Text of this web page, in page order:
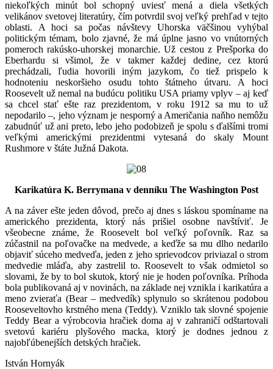
niekoľkých minút bol schopný uviesť mená a diela všetkých
velikánov svetovej literatúry, čím potvrdil svoj veľký prehľad v tejto
oblasti. A hoci sa počas návštevy Uhorska väčšinou vyhýbal
politickým témam, bolo zjavné, že má úplne jasno vo vnútorných
pomeroch rakúsko-uhorskej monarchie. Už cestou z Prešporka do
Eberhardu si všimol, že v takmer každej dedine, cez ktorú
prechádzali, ľudia hovorili iným jazykom, čo tiež prispelo k
hodnoteniu neskoršieho osudu tohto štátneho útvaru. A hoci
Roosevelt už nemal na budúcu politiku USA priamy vplyv – aj keď
sa chcel stať ešte raz prezidentom, v roku 1912 sa mu to už
nepodarilo –, jeho význam je nesporný a Američania naňho nemôžu
zabudnúť už ani preto, lebo jeho podobizeň je spolu s ďalšími tromi
veľkými americkými prezidentmi vytesaná do skaly Mount
Rushmore v štáte Južná Dakota.
Karikatúra K. Berrymana v denníku The Washington Post
A na záver ešte jeden dôvod, prečo aj dnes s láskou spomíname na
amerického prezidenta, ktorý nás prišiel osobne navštíviť. Je
všeobecne známe, že Roosevelt bol veľký poľovník. Raz sa
zúčastnil na poľovačke na medvede, a keďže sa mu dlho nedarilo
objaviť súceho medveďa, jeden z jeho sprievodcov priviazal o strom
medvedie mláďa, aby zastrelil to. Roosevelt to však odmietol so
slovami, že by to bol skutok, ktorý nie je hoden poľovníka. Príhoda
bola publikovaná aj v novinách, na základe nej vznikla i karikatúra a
meno zvieraťa (Bear – medvedík) splynulo so skrátenou podobou
Rooseveltovho krstného mena (Teddy). Vzniklo tak slovné spojenie
Teddy Bear a výrobcovia hračiek doma aj v zahraničí odštartovali
svetovú kariéru plyšového macka, ktorý je dodnes jednou z
najobľúbenejších detských hračiek.
István Hornyák